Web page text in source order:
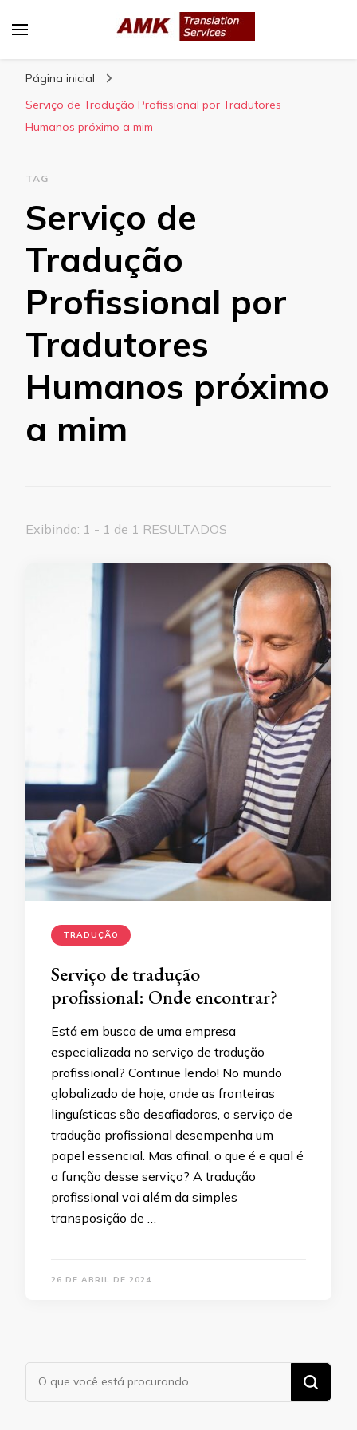
livre, tradução técnica, interpretação
consecutiva, interpretação simultânea, etc.
Página inicial
Serviço de Tradução Profissional por Tradutores
Humanos próximo a mim
TAG
Serviço de
Tradução
Profissional por
Tradutores
Humanos próximo
a mim
Exibindo: 1 - 1 de 1 RESULTADOS
TRADUÇÃO
Serviço de tradução
profissional: Onde encontrar?
Está em busca de uma empresa
especializada no serviço de tradução
profissional? Continue lendo! No mundo
globalizado de hoje, onde as fronteiras
linguísticas são desafiadoras, o serviço de
tradução profissional desempenha um
papel essencial. Mas afinal, o que é e qual é
a função desse serviço? A tradução
profissional vai além da simples
transposição de …
26 DE ABRIL DE 2024